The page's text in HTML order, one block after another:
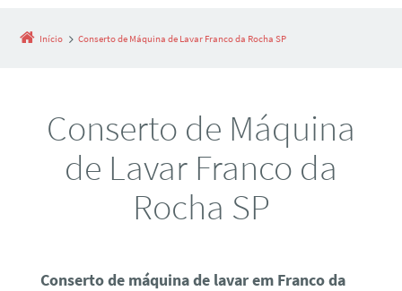
Início Conserto de Máquina de Lavar Franco da Rocha SP
Conserto de Máquina
de Lavar Franco da
Rocha SP
Conserto de máquina de lavar em Franco da